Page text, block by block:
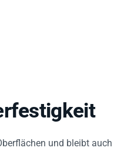
und bleibt auch